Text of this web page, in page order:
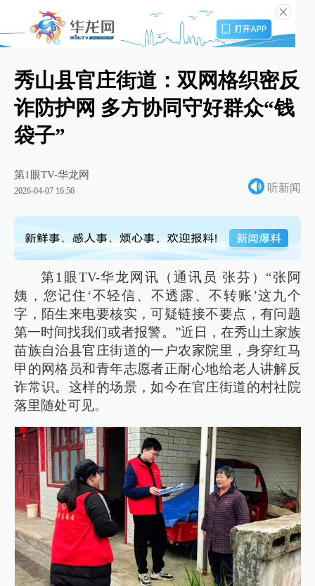
秀山县官庄街道：双网格织密反
诈防护网 多方协同守好群众“钱
袋子”
第1眼TV-华龙网
2026-04-07 16:56 听新闻
第1眼TV-华龙网讯（通讯员 张芬）“张阿
姨，您记住‘不轻信、不透露、不转账’这九个
字，陌生来电要核实，可疑链接不要点，有问题
第一时间找我们或者报警。”近日，在秀山土家族
苗族自治县官庄街道的一户农家院里，身穿红马
甲的网格员和青年志愿者正耐心地给老人讲解反
诈常识。这样的场景，如今在官庄街道的村社院
落里随处可见。